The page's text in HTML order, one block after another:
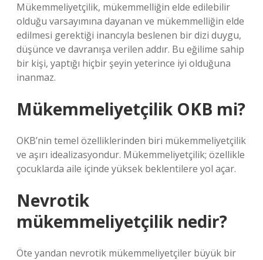
Mükemmeliyetçilik, mükemmelliğin elde edilebilir
olduğu varsayımına dayanan ve mükemmelliğin elde
edilmesi gerektiği inancıyla beslenen bir dizi duygu,
düşünce ve davranışa verilen addır. Bu eğilime sahip
bir kişi, yaptığı hiçbir şeyin yeterince iyi olduğuna
inanmaz.
Mükemmeliyetçilik OKB mi?
OKB’nin temel özelliklerinden biri mükemmeliyetçilik
ve aşırı idealizasyondur. Mükemmeliyetçilik; özellikle
çocuklarda aile içinde yüksek beklentilere yol açar.
Nevrotik
mükemmeliyetçilik nedir?
Öte yandan nevrotik mükemmeliyetçiler büyük bir